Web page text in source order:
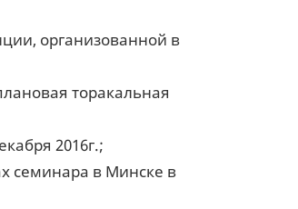
организованной в
торакальная
2016г.;
семинара в Минске в